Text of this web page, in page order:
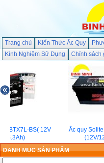
Trang chủ Kiến Thức Ắc Quy
Kinh Nghiệm Sử Dụng
Chính sách
BTX7L-BS( 12V
/6.3Ah)
Ắc quy
(12V/
DANH MỤC SẢN PHẨM